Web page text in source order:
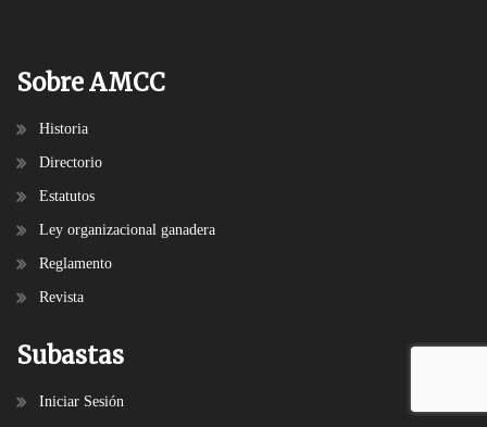
Sobre AMCC
Historia
Directorio
Estatutos
Ley organizacional ganadera
Reglamento
Revista
Subastas
Iniciar Sesión